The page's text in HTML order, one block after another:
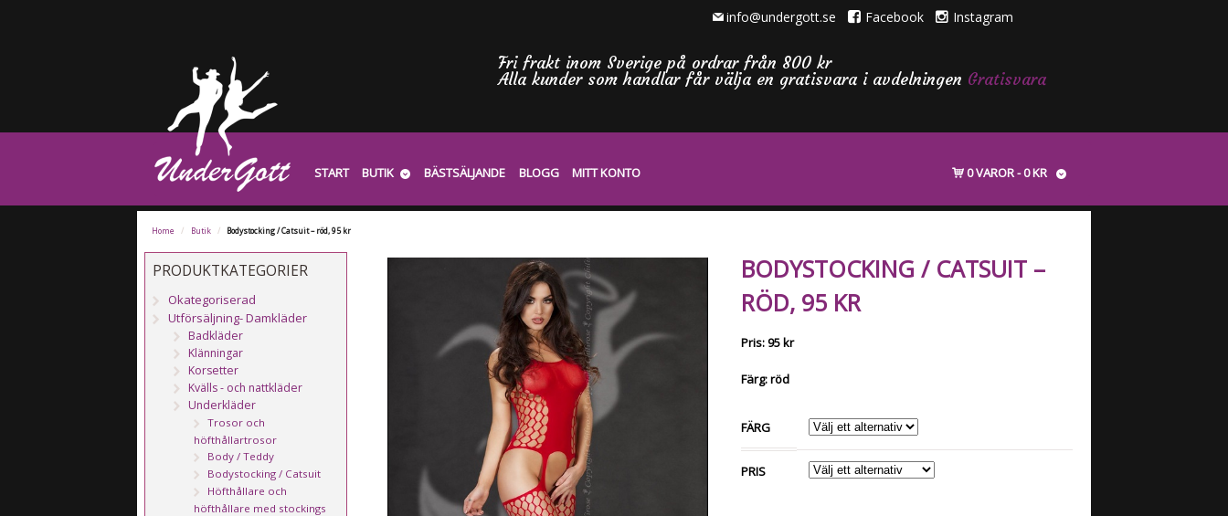
info@undergott.se Facebook Instagram
Fri frakt inom Sverige på ordrar från 800 kr
Alla kunder som handlar får välja en gratisvara i avdelningen Gratisvara
START BUTIK BÄSTSÄLJANDE BLOGG MITT KONTO 0 VAROR 0 KR
Home / Butik / Bodystocking / Catsuit – röd, 95 kr
BODYSTOCKING / CATSUIT –
RÖD, 95 KR
Pris: 95 kr
Färg: röd
FÄRG
PRIS
PRODUKTKATEGORIER
Okategoriserad
Utförsäljning- Damkläder
Badkläder
Klänningar
Korsetter
Kvälls - och nattkläder
Underkläder
Trosor och
höfthållartrosor
Body / Teddy
Bodystocking / Catsuit
Höfthållare och
höfthållare med stockings